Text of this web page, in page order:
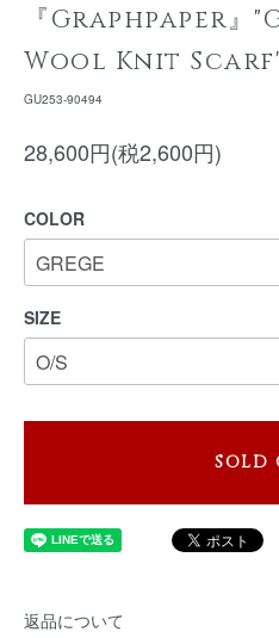
『Graphpaper
Wool Knit
GU253-90494
28,600円(税2,600円)
COLOR
SIZE
SOLD
返品について